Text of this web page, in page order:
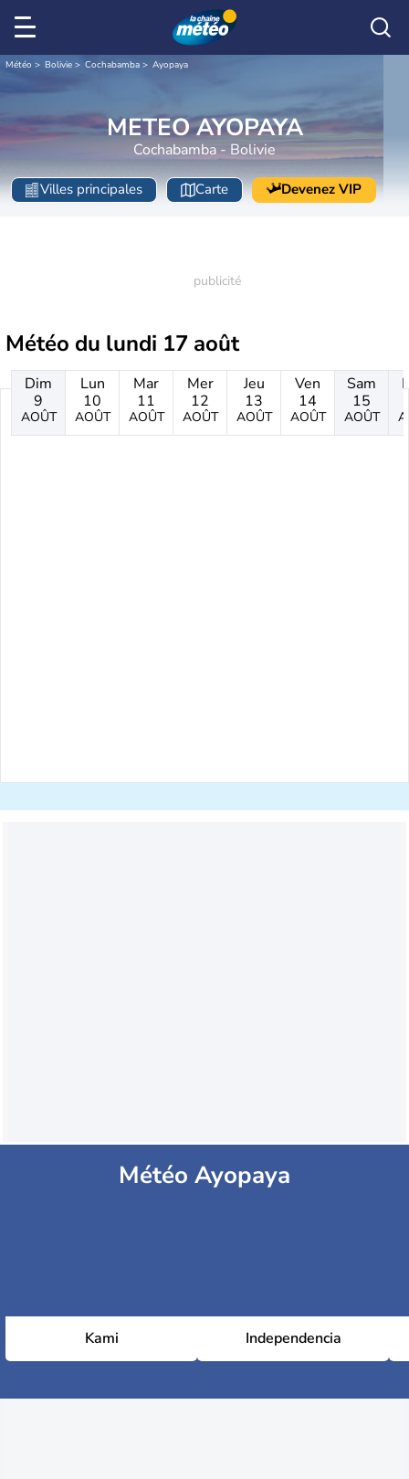
Météo Bolivie Cochabamba Ayopaya
METEO AYOPAYA
Cochabamba - Bolivie
Villes principales Carte Devenez VIP
Météo du lundi 17 août
Dim
9
AOÛT
Lun
10
AOÛT
Mar
11
AOÛT
Mer
12
AOÛT
Jeu
13
AOÛT
Ven
14
AOÛT
Sam
15
AOÛT
Météo Ayopaya
Kami Independencia